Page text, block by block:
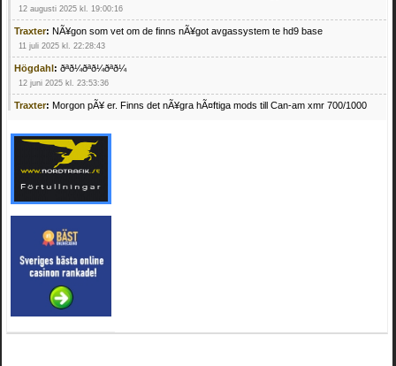
12 augusti 2025 kl. 19:00:16
Traxter: NÃ¥gon som vet om de finns nÃ¥got avgassystem te hd9 base
11 juli 2025 kl. 22:28:43
Högdahl: ðªð¼ðªð¼ðªð¼
12 juni 2025 kl. 23:53:36
Traxter: Morgon pÃ¥ er. Finns det nÃ¥gra hÃ¤ftiga mods till Can-am xmr 700/1000
Mrhandsome:SÃ¶ker defekta/trasiga fyrhjulingar. Jag betalar bra och du kan nÃ¥ mig
pÃ¥ 0709955029 eller hv.alexandersson@gmail.com ifall du har en som du vill sÃ¤lja
mvh Hugo
21 februari 2025 kl. 09:25:52
Oscar5:NÃ¥gon som vet vad man kan begÃ¤ra fÃ¶r en Honda TRX 350 FE 2005
4 februari 2025 kl. 19:20:50
Oscar5:44
4 februari 2025 kl. 19:15:36
Greger59:NÃ¤gon som vet har en Cetek 500 EFI
15 januari 2025 kl. 23:49:44
Mrhandsome:SÃÂ¶ker defekta/trasiga fyrhjulingar. Jag betalar bra och du kan nÃÂ¥